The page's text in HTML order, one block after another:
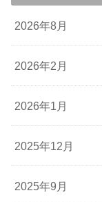
2026年8月
2026年2月
2026年1月
2025年12月
2025年9月